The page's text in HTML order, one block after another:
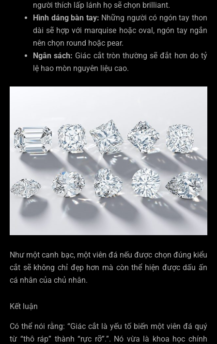
người thích lấp lánh họ sẽ chọn brilliant.
Hình dáng bàn tay: Những người có ngón tay thon
dài sẽ hợp với marquise hoặc oval, ngón tay ngắn
nên chọn round hoặc pear.
Ngân sách: Giác cắt tròn thường sẽ đắt hơn do tỷ
lệ hao mòn nguyên liệu cao.
Như một canh bạc, một viên đá nếu được chọn đúng kiểu
cắt sẽ không chỉ đẹp hơn mà còn thể hiện được dấu ấn
cá nhân của chủ nhân.
Kết luận
Có thể nói rằng: “Giác cắt là yếu tố biến một viên đá quý
từ “thô ráp” thành “rực rỡ”.”. Nó vừa là khoa học chính